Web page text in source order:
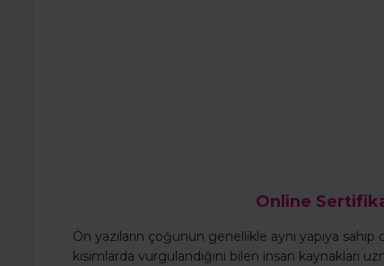
Online
Ön yazıların çoğunun genellikle aynı yapıya
kısımlarda vurgulandığını bilen insan kaynakları